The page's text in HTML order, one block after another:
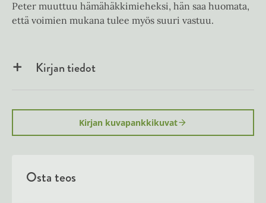
Peter muuttuu hämähäkkimieheksi, hän saa huomata,
että voimien mukana tulee myös suuri vastuu.
Kirjan tiedot
Kirjan kuvapankkikuvat
Osta teos